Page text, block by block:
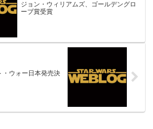
ジョン・ウィリアムズ、ゴールデングロ
ーブ賞受賞
・ウォー日本発売決